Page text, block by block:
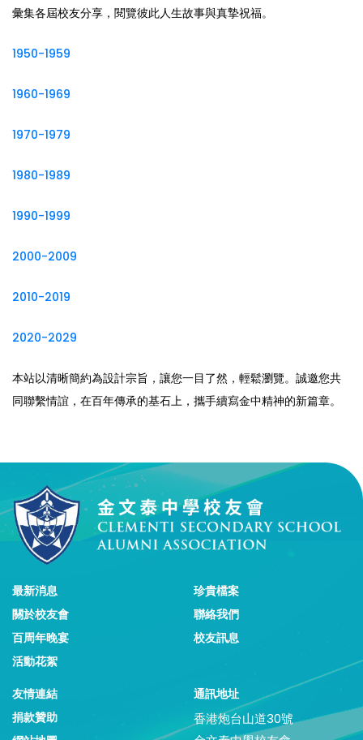
彙集各屆校友分享，閱覽彼此人生故事與真摯祝福。
1950-1959
1960-1969
1970-1979
1980-1989
1990-1999
2000-2009
2010-2019
2020-2029
本站以清晰簡約為設計宗旨，讓您一目了然，輕鬆瀏覽。誠邀您共
同聯繫情誼，在百年傳承的基石上，攜手續寫金中精神的新篇章。
最新消息
關於校友會
百周年晚宴
活動花絮
珍貴檔案
聯絡我們
校友訊息
友情連結
捐款贊助
通訊地址
香港炮台山道30號